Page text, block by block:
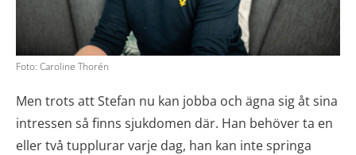
Foto: Caroline Thorén
Men trots att Stefan nu kan jobba och ägna sig åt sina
intressen så finns sjukdomen där. Han behöver ta en
eller två tupplurar varje dag, han kan inte springa